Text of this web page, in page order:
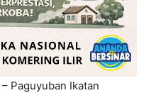
– Paguyuban Ikatan